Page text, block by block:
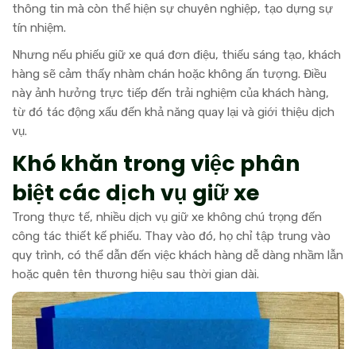
thông tin mà còn thể hiện sự chuyên nghiệp, tạo dựng sự
tín nhiệm.
Nhưng nếu phiếu giữ xe quá đơn điệu, thiếu sáng tạo, khách
hàng sẽ cảm thấy nhàm chán hoặc không ấn tượng. Điều
này ảnh hưởng trực tiếp đến trải nghiệm của khách hàng,
từ đó tác động xấu đến khả năng quay lại và giới thiệu dịch
vụ.
Khó khăn trong việc phân
biệt các dịch vụ giữ xe
Trong thực tế, nhiều dịch vụ giữ xe không chú trọng đến
công tác thiết kế phiếu. Thay vào đó, họ chỉ tập trung vào
quy trình, có thể dẫn đến việc khách hàng dễ dàng nhầm lẫn
hoặc quên tên thương hiệu sau thời gian dài.